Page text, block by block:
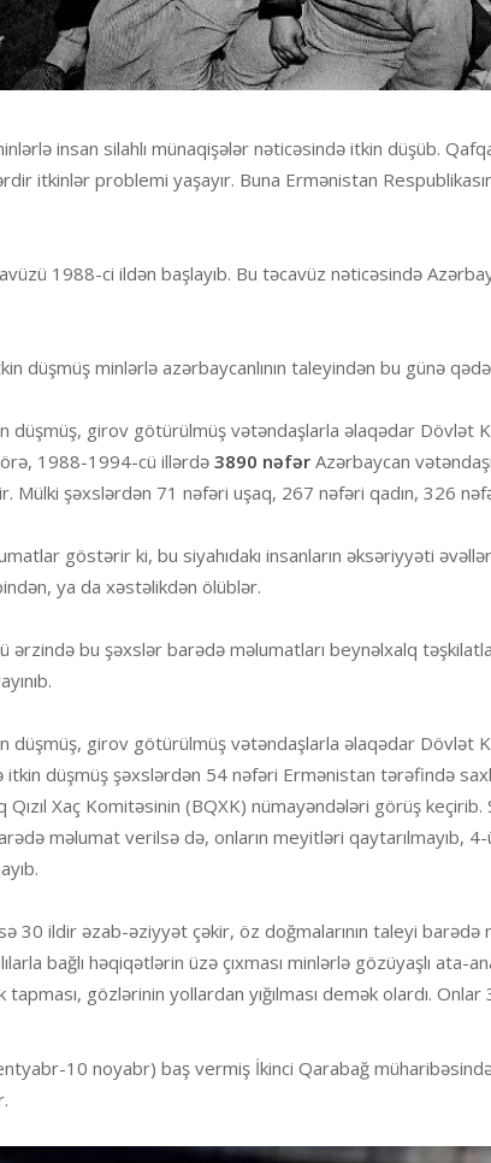
insan silahlı münaqişələr nəticəsində itkin düşüb.
itkinlər problemi yaşayır. Buna Ermənistan
1988-ci ildən başlayıb. Bu təcavüz nəticəsində
düşmüş minlərlə azərbaycanlının taleyindən bu günə
düşmüş, girov götürülmüş vətəndaşlarla əlaqədar Dövlət
1988-1994-cü illərdə 3890 nəfər Azərbaycan
Mülki şəxslərdən 71 nəfəri uşaq, 267 nəfəri qadın, 326
göstərir ki, bu siyahıdakı insanların əksəriyyəti
ya da xəstəlikdən ölüblər.
bu şəxslər barədə məlumatları beynəlxalq
düşmüş, girov götürülmüş vətəndaşlarla əlaqədar Dövlət
düşmüş şəxslərdən 54 nəfəri Ermənistan tərəfində
Xaç Komitəsinin (BQXK) nümayəndələri görüş
məlumat verilsə də, onların meyitləri qaytarılmayıb,
30 ildir əzab-əziyyət çəkir, öz doğmalarının taleyi
bağlı həqiqətlərin üzə çıxması minlərlə gözüyaşlı ata-
tapması, gözlərinin yollardan yığılması demək olardı.
10 noyabr) baş vermiş İkinci Qarabağ